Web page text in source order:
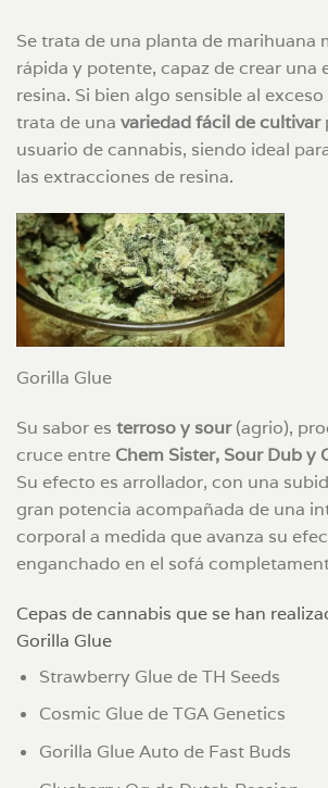
Se trata de una planta de marihuana
rápida y potente, capaz de crear una
resina. Si bien algo sensible al
trata de una variedad fácil de cultivar
usuario de cannabis, siendo ideal
las extracciones de resina.
Gorilla Glue
Su sabor es terroso y sour(agrio),
cruce entre Chem Sister, Sour Dub y
Su efecto es arrollador, con una
gran potencia acompañada de una
corporal a medida que avanza su
enganchado en el sofá
Cepas de cannabis que se han
Gorilla Glue
Strawberry Glue de TH Seeds
Cosmic Glue de TGA Genetics
Gorilla Glue Auto de Fast Buds